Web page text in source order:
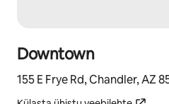
Downtown
155 E Frye Rd, Chandler, AZ